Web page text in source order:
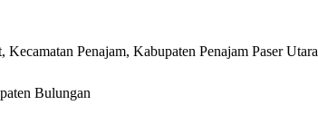
Penajam, Kabupaten Penajam Paser Utara
Bulungan